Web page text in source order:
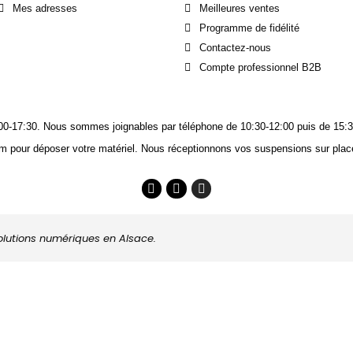
Mes adresses
Meilleures ventes
Programme de fidélité
Contactez-nous
Compte professionnel B2B
17:30. Nous sommes joignables par téléphone de 10:30-12:00 puis de
pour déposer votre matériel. Nous réceptionnons vos suspensions sur
numériques en Alsace.